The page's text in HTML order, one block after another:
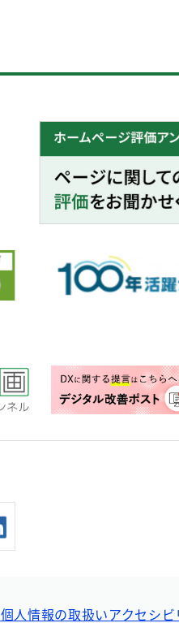
個人情報の取扱いアクセシ